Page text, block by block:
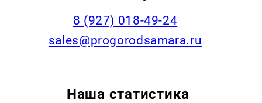
8 (927) 018-49-24
sales@progorodsamara.ru
Наша статистика